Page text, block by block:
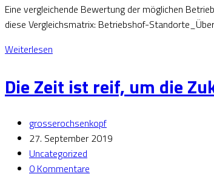
Eine vergleichende Bewertung der möglichen
diese Vergleichsmatrix: Betriebshof-
Weiterlesen
Die Zeit ist reif, um die
grosserochsenkopf
27. September 2019
Uncategorized
0 Kommentare